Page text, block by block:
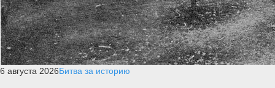
6 августа 2026Битва за историю